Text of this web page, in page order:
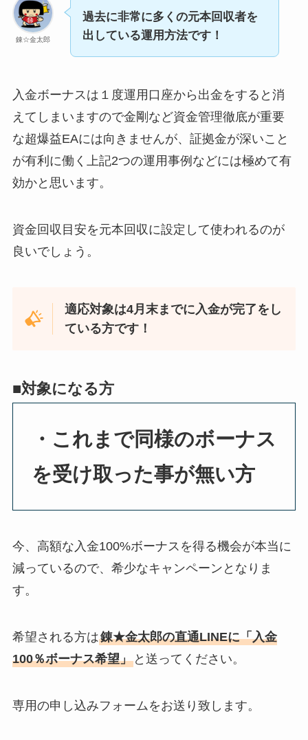
錬☆金太郎
過去に非常に多くの元本回収者を
出している運用方法です！
入金ボーナスは１度運用口座から出金をすると消
えてしまいますので金剛など資金管理徹底が重要
な超爆益EAには向きませんが、証拠金が深いこと
が有利に働く上記2つの運用事例などには極めて有
効かと思います。
資金回収目安を元本回収に設定して使われるのが
良いでしょう。
適応対象は4月末までに入金が完了をし
ている方です！
■対象になる方
・これまで同様のボーナス
を受け取った事が無い方
今、高額な入金100%ボーナスを得る機会が本当に
減っているので、希少なキャンペーンとなりま
す。
希望される方は錬★金太郎の直通LINEに「入金
100％ボーナス希望」と送ってください。
専用の申し込みフォームをお送り致します。